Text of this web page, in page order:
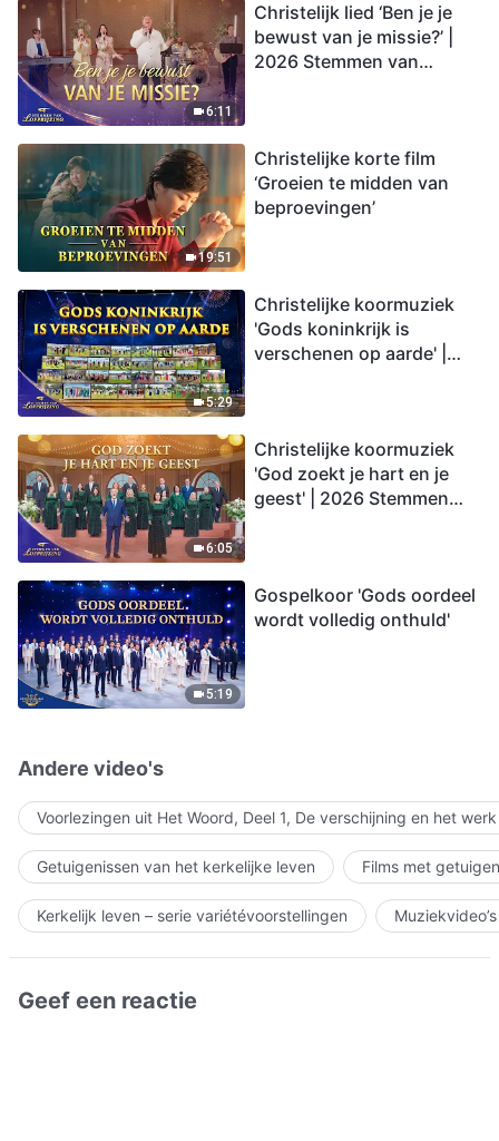
6:11
Christelijk lied ‘Ben je je
bewust van je missie?’ |
2026 Stemmen van
19:51
Christelijke korte film
‘Groeien te midden van
beproevingen’
5:29
Christelijke koormuziek
'Gods koninkrijk is
verschenen op aarde' |
6:05
Christelijke koormuziek
'God zoekt je hart en je
geest' | 2026 Stemmen
5:19
Gospelkoor 'Gods oordeel
wordt volledig onthuld'
Andere video's
Voorlezingen uit Het Woord, Deel 1, De verschijning en het
Getuigenissen van het kerkelijke leven Films met
Kerkelijk leven – serie variétévoorstellingen Muziekvideo’s
Geef een reactie